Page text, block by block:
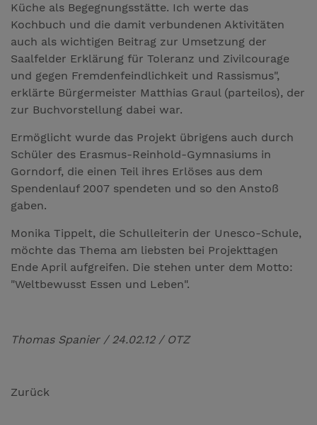
Küche als Begegnungsstätte. Ich werte das
Kochbuch und die damit verbundenen Aktivitäten
auch als wichtigen Beitrag zur Umsetzung der
Saalfelder Erklärung für Toleranz und Zivilcourage
und gegen Fremdenfeindlichkeit und Rassismus",
erklärte Bürgermeister Matthias Graul (parteilos), der
zur Buchvorstellung dabei war.
Ermöglicht wurde das Projekt übrigens auch durch
Schüler des Erasmus-Reinhold-Gymnasiums in
Gorndorf, die einen Teil ihres Erlöses aus dem
Spendenlauf 2007 spendeten und so den Anstoß
gaben.
Monika Tippelt, die Schulleiterin der Unesco-Schule,
möchte das Thema am liebsten bei Projekttagen
Ende April aufgreifen. Die stehen unter dem Motto:
"Weltbewusst Essen und Leben".
Thomas Spanier / 24.02.12 / OTZ
Zurück